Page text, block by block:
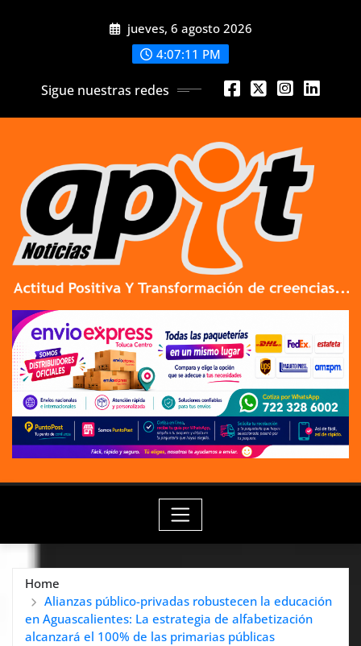
jueves, 6 agosto 2026
4:07:12 PM
Sigue nuestras redes
Home
Alianzas público-privadas robustecen la educación
en Aguascalientes: La estrategia de alfabetización
alcanzará el 100% de las primarias públicas